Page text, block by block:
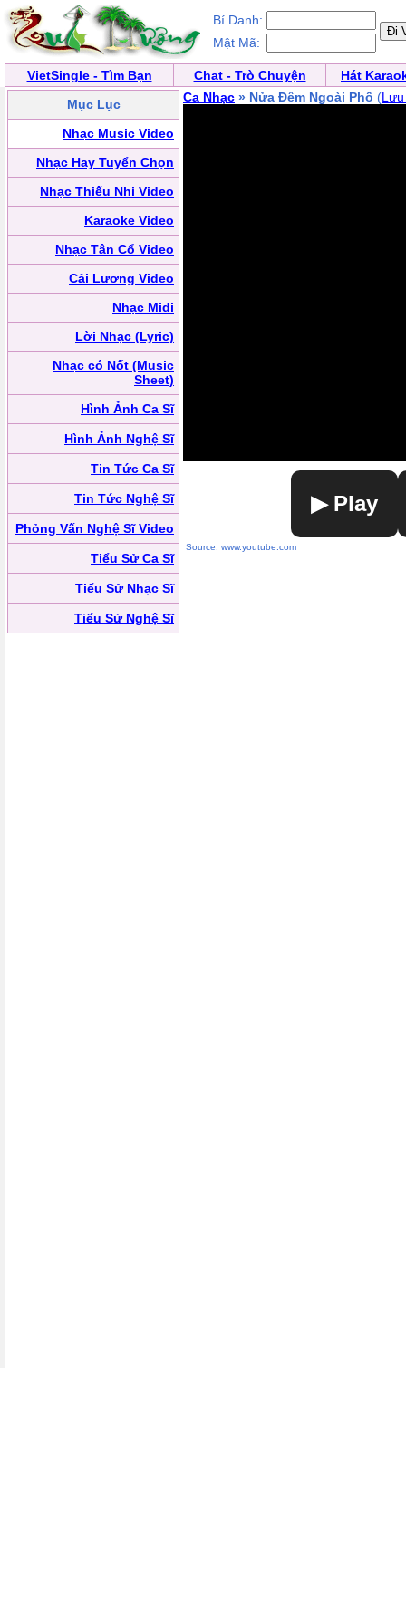
Bí Danh:
Mật Mã:
VietSingle - Tìm Bạn Chat - Trò Chuyện
Hát
Mục Lục
Nhạc Music Video
Nhạc Hay Tuyển Chọn
Nhạc Thiếu Nhi Video
Karaoke Video
Nhạc Tân Cổ Video
Cải Lương Video
Nhạc Midi
Lời Nhạc (Lyric)
Nhạc có Nốt (Music
Sheet)
Hình Ảnh Ca Sĩ
Hình Ảnh Nghệ Sĩ
Tin Tức Ca Sĩ
Tin Tức Nghệ Sĩ
Phỏng Vấn Nghệ Sĩ Video
Tiểu Sử Ca Sĩ
Tiểu Sử Nhạc Sĩ
Tiểu Sử Nghệ Sĩ
Ca Nhạc » Nửa Đêm Ngoài Phố (
▶ Play
Source: www.youtube.com